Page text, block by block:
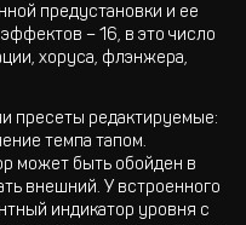
предустановки и ее
– 16, в это число
хоруса, флэнжера,
пресеты редактируемые:
темпа тапом.
может быть обойден в
внешний. У встроенного
индикатор уровня с